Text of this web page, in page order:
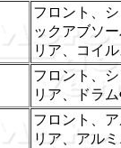
フロント、
ックアブソ
リア、コイ
フロント、
リア、ドラ
フロント、
リア、アル